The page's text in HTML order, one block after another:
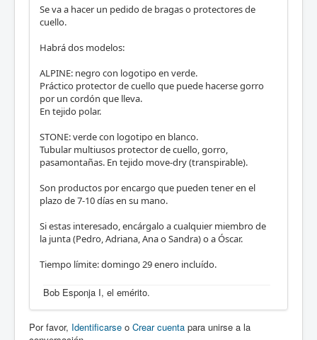
Se va a hacer un pedido de bragas o protectores de
cuello.
Habrá dos modelos:
ALPINE: negro con logotipo en verde.
Práctico protector de cuello que puede hacerse gorro
por un cordón que lleva.
En tejido polar.
STONE: verde con logotipo en blanco.
Tubular multiusos protector de cuello, gorro,
pasamontañas. En tejido move-dry (transpirable).
Son productos por encargo que pueden tener en el
plazo de 7-10 días en su mano.
Si estas interesado, encárgalo a cualquier miembro de
la junta (Pedro, Adriana, Ana o Sandra) o a Óscar.
Tiempo límite: domingo 29 enero incluído.
Bob Esponja I, el emérito.
Por favor, Identificarse o Crear cuenta para unirse a la